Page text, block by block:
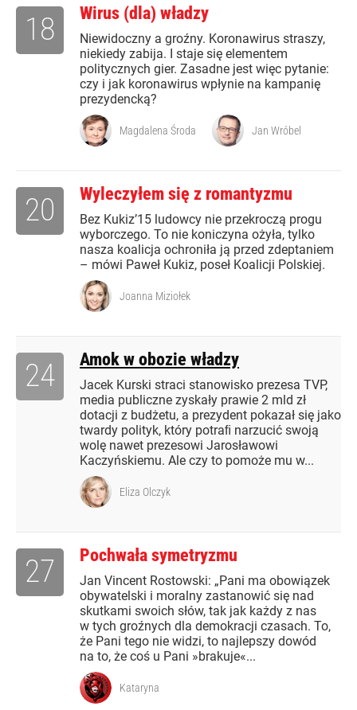
Wirus (dla) władzy
Niewidoczny a groźny. Koronawirus straszy,
niekiedy zabija. I staje się elementem
politycznych gier. Zasadne jest więc pytanie:
czy i jak koronawirus wpłynie na kampanię
prezydencką?
18
Magdalena Środa Jan Wróbel
Wyleczyłem się z romantyzmu
Bez Kukiz’15 ludowcy nie przekroczą progu
wyborczego. To nie koniczyna ożyła, tylko
nasza koalicja ochroniła ją przed zdeptaniem
– mówi Paweł Kukiz, poseł Koalicji Polskiej.
20
Joanna Miziołek
Amok w obozie władzy
Jacek Kurski straci stanowisko prezesa TVP,
media publiczne zyskały prawie 2 mld zł
dotacji z budżetu, a prezydent pokazał się jako
twardy polityk, który potraﬁ narzucić swoją
wolę nawet prezesowi Jarosławowi
Kaczyńskiemu. Ale czy to pomoże mu w...
24
Eliza Olczyk
Pochwała symetryzmu
Jan Vincent Rostowski: „Pani ma obowiązek
obywatelski i moralny zastanowić się nad
skutkami swoich słów, tak jak każdy z nas
w tych groźnych dla demokracji czasach. To,
że Pani tego nie widzi, to najlepszy dowód
na to, że coś u Pani »brakuje«...
27
Kataryna